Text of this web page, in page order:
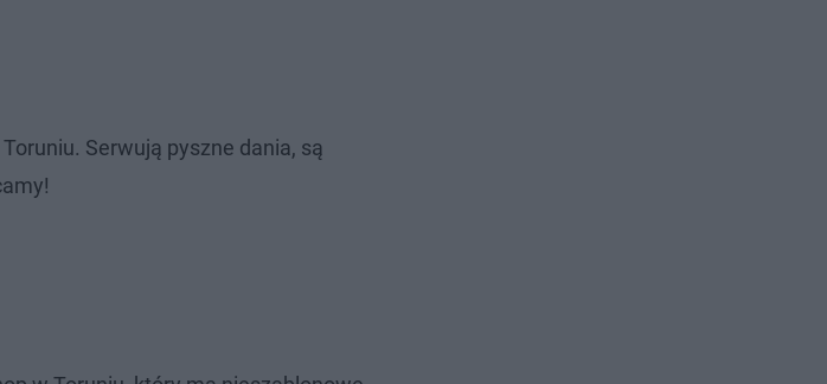
Serwują pyszne dania, są